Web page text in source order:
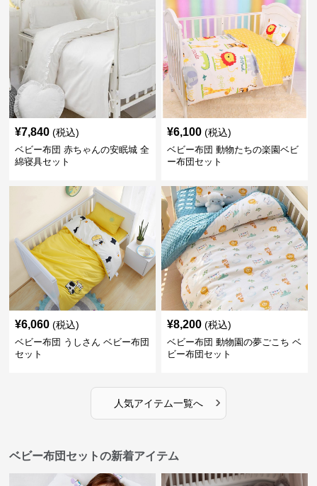
¥7,840 (税込)
ベビー布団 赤ちゃんの安眠城 全
綿寝具セット
¥6,100 (税込)
ベビー布団 動物たちの楽園ベビ
ー布団セット
¥6,060 (税込)
ベビー布団 うしさん ベビー布団
セット
¥8,200 (税込)
ベビー布団 動物園の夢ごこち ベ
ビー布団セット
人気アイテム一覧へ ›
ベビー布団セットの新着アイテム